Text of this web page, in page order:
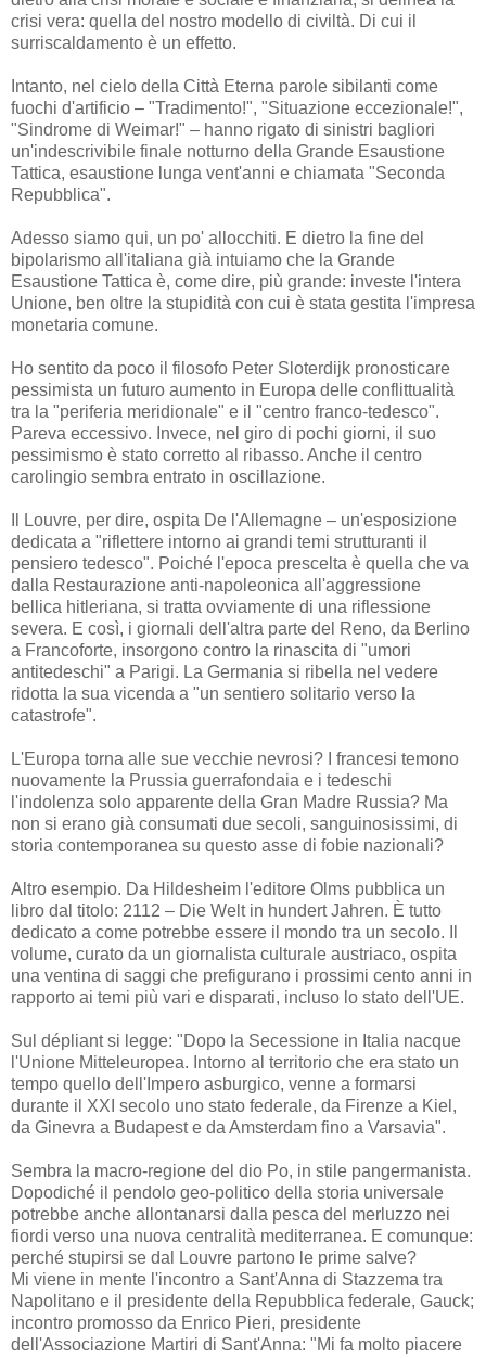
crisi vera: quella del nostro modello di civiltà. Di cui il
surriscaldamento è un effetto.
Intanto, nel cielo della Città Eterna parole sibilanti come
fuochi d'artificio – "Tradimento!", "Situazione eccezionale!",
"Sindrome di Weimar!" – hanno rigato di sinistri bagliori
un'indescrivibile finale notturno della Grande Esaustione
Tattica, esaustione lunga vent'anni e chiamata "Seconda
Repubblica".
Adesso siamo qui, un po' allocchiti. E dietro la fine del
bipolarismo all'italiana già intuiamo che la Grande
Esaustione Tattica è, come dire, più grande: investe l'intera
Unione, ben oltre la stupidità con cui è stata gestita l'impresa
monetaria comune.
Ho sentito da poco il filosofo Peter Sloterdijk pronosticare
pessimista un futuro aumento in Europa delle conflittualità
tra la "periferia meridionale" e il "centro franco-tedesco".
Pareva eccessivo. Invece, nel giro di pochi giorni, il suo
pessimismo è stato corretto al ribasso. Anche il centro
carolingio sembra entrato in oscillazione.
Il Louvre, per dire, ospita De l'Allemagne – un'esposizione
dedicata a "riflettere intorno ai grandi temi strutturanti il
pensiero tedesco". Poiché l'epoca prescelta è quella che va
dalla Restaurazione anti-napoleonica all'aggressione
bellica hitleriana, si tratta ovviamente di una riflessione
severa. E così, i giornali dell'altra parte del Reno, da Berlino
a Francoforte, insorgono contro la rinascita di "umori
antitedeschi" a Parigi. La Germania si ribella nel vedere
ridotta la sua vicenda a "un sentiero solitario verso la
catastrofe".
L'Europa torna alle sue vecchie nevrosi? I francesi temono
nuovamente la Prussia guerrafondaia e i tedeschi
l'indolenza solo apparente della Gran Madre Russia? Ma
non si erano già consumati due secoli, sanguinosissimi, di
storia contemporanea su questo asse di fobie nazionali?
Altro esempio. Da Hildesheim l'editore Olms pubblica un
libro dal titolo: 2112 – Die Welt in hundert Jahren. È tutto
dedicato a come potrebbe essere il mondo tra un secolo. Il
volume, curato da un giornalista culturale austriaco, ospita
una ventina di saggi che prefigurano i prossimi cento anni in
rapporto ai temi più vari e disparati, incluso lo stato dell'UE.
Sul dépliant si legge: "Dopo la Secessione in Italia nacque
l'Unione Mitteleuropea. Intorno al territorio che era stato un
tempo quello dell'Impero asburgico, venne a formarsi
durante il XXI secolo uno stato federale, da Firenze a Kiel,
da Ginevra a Budapest e da Amsterdam fino a Varsavia".
Sembra la macro-regione del dio Po, in stile pangermanista.
Dopodiché il pendolo geo-politico della storia universale
potrebbe anche allontanarsi dalla pesca del merluzzo nei
fiordi verso una nuova centralità mediterranea. E comunque:
perché stupirsi se dal Louvre partono le prime salve?
Mi viene in mente l'incontro a Sant'Anna di Stazzema tra
Napolitano e il presidente della Repubblica federale, Gauck;
incontro promosso da Enrico Pieri, presidente
dell'Associazione Martiri di Sant'Anna: "Mi fa molto piacere